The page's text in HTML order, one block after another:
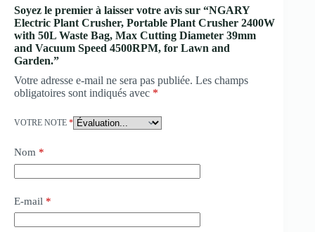
Soyez le premier à laisser votre avis sur “NGARY
Electric Plant Crusher, Portable Plant Crusher 2400W
with 50L Waste Bag, Max Cutting Diameter 39mm
and Vacuum Speed 4500RPM, for Lawn and
Garden.”
Votre adresse e-mail ne sera pas publiée. Les champs
obligatoires sont indiqués avec *
VOTRE NOTE *
Nom *
E-mail *